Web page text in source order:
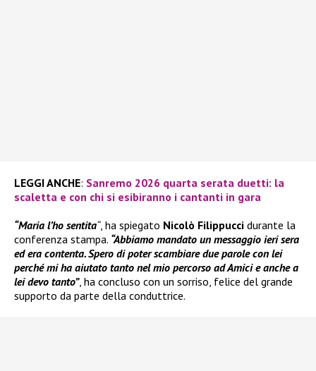
LEGGI ANCHE: Sanremo 2026 quarta serata duetti: la
scaletta e con chi si esibiranno i cantanti in gara
“Maria l’ho sentita“, ha spiegato Nicolò Filippucci durante la
conferenza stampa. “Abbiamo mandato un messaggio ieri sera
ed era contenta. Spero di poter scambiare due parole con lei
perché mi ha aiutato tanto nel mio percorso ad Amici e anche a
lei devo tanto”, ha concluso con un sorriso, felice del grande
supporto da parte della conduttrice.